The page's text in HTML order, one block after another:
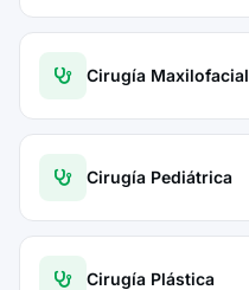
Cirugía Maxilofacial
Cirugía Pediátrica
Cirugía Plástica